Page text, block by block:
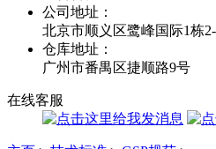
公司地址：
北京市顺义区鹭峰国际1栋2-
仓库地址：
广州市番禺区捷顺路9号
在线客服